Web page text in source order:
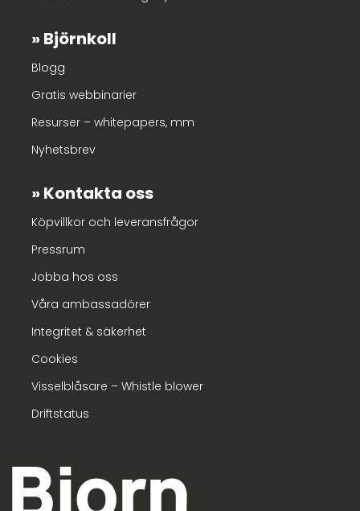
Björnkoll
Blogg
Gratis webbinarier
Resurser – whitepapers, mm
Nyhetsbrev
Kontakta oss
Köpvillkor och leveransfrågor
Pressrum
Jobba hos oss
Våra ambassadörer
Integritet & säkerhet
Cookies
Visselblåsare – Whistle blower
Driftstatus